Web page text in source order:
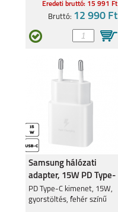
Eredeti bruttó: 15 991 Ft
Bruttó: 12 990 Ft
Samsung hálózati
adapter, 15W PD Type-
C, Fehér
PD Type-C kimenet, 15W,
gyorstöltés, fehér színű